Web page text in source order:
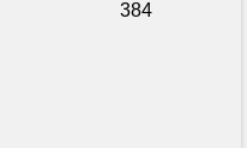
384